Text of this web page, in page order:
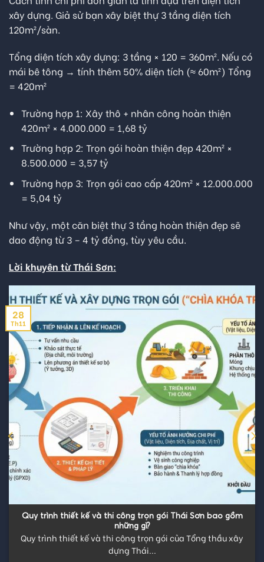
xây dựng. Giả sử bạn xây biệt thự 3 tầng diện tích
120m²/sàn.
Tổng diện tích xây dựng: 3 tầng × 120 = 360m². Nếu có
mái bê tông → tính thêm 50% diện tích (≈ 60m²) Tổng
= 420m²
Trường hợp 1: Xây thô + nhân công hoàn thiện
420m² × 4.000.000 = 1,68 tỷ
Trường hợp 2: Trọn gói hoàn thiện đẹp 420m² ×
8.500.000 = 3,57 tỷ
Trường hợp 3: Trọn gói cao cấp 420m² × 12.000.000
= 5,04 tỷ
Như vậy, một căn biệt thự 3 tầng hoàn thiện đẹp sẽ
dao động từ 3 – 4 tỷ đồng, tùy yêu cầu.
Lời khuyên từ Thái Sơn:
Quy trình thiết kế và thi công trọn gói Thái Sơn bao gồm
những gì?
Quy trình thiết kế và thi công trọn gói của Tổng thầu xây
dựng Thái...
28
Th11